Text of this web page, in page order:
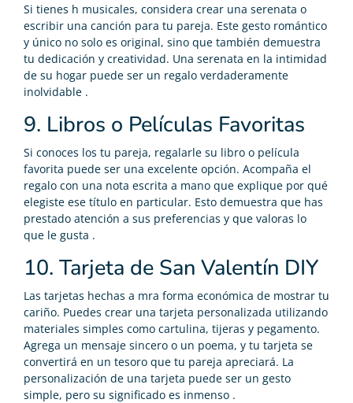
Si tienes h musicales, considera crear una serenata o
escribir una canción para tu pareja. Este gesto romántico
y único no solo es original, sino que también demuestra
tu dedicación y creatividad. Una serenata en la intimidad
de su hogar puede ser un regalo verdaderamente
inolvidable .
9. Libros o Películas Favoritas
Si conoces los tu pareja, regalarle su libro o película
favorita puede ser una excelente opción. Acompaña el
regalo con una nota escrita a mano que explique por qué
elegiste ese título en particular. Esto demuestra que has
prestado atención a sus preferencias y que valoras lo
que le gusta .
10. Tarjeta de San Valentín DIY
Las tarjetas hechas a mra forma económica de mostrar tu
cariño. Puedes crear una tarjeta personalizada utilizando
materiales simples como cartulina, tijeras y pegamento.
Agrega un mensaje sincero o un poema, y tu tarjeta se
convertirá en un tesoro que tu pareja apreciará. La
personalización de una tarjeta puede ser un gesto
simple, pero su significado es inmenso .